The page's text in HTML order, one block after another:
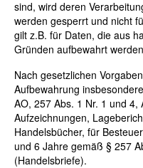
sind, wird deren
werden gesperrt und nicht
gilt z.B. für Daten, die aus
Gründen aufbewahrt
Nach gesetzlichen
Aufbewahrung
AO, 257 Abs. 1 Nr. 1 und 4,
Aufzeichnungen,
Handelsbücher, für
und 6 Jahre gemäß § 257
(Handelsbriefe).